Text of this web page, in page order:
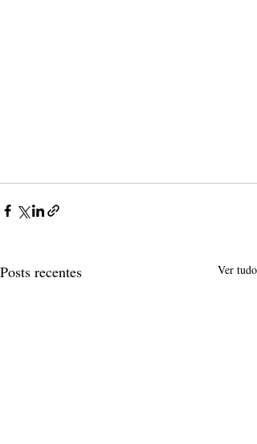
Posts recentes Ver tudo